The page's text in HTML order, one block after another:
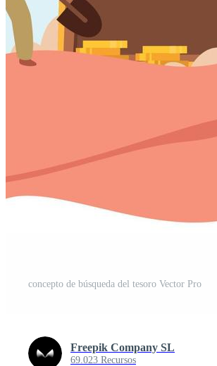
concepto de búsqueda del tesoro Vector Pro
Freepik Company SL
69.023 Recursos